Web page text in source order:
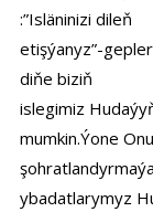
:”Isläninizi dileň
etişýanyz”-
diňe biziň
islegimiz
mumkin.Ýone
ybadatlarymyz